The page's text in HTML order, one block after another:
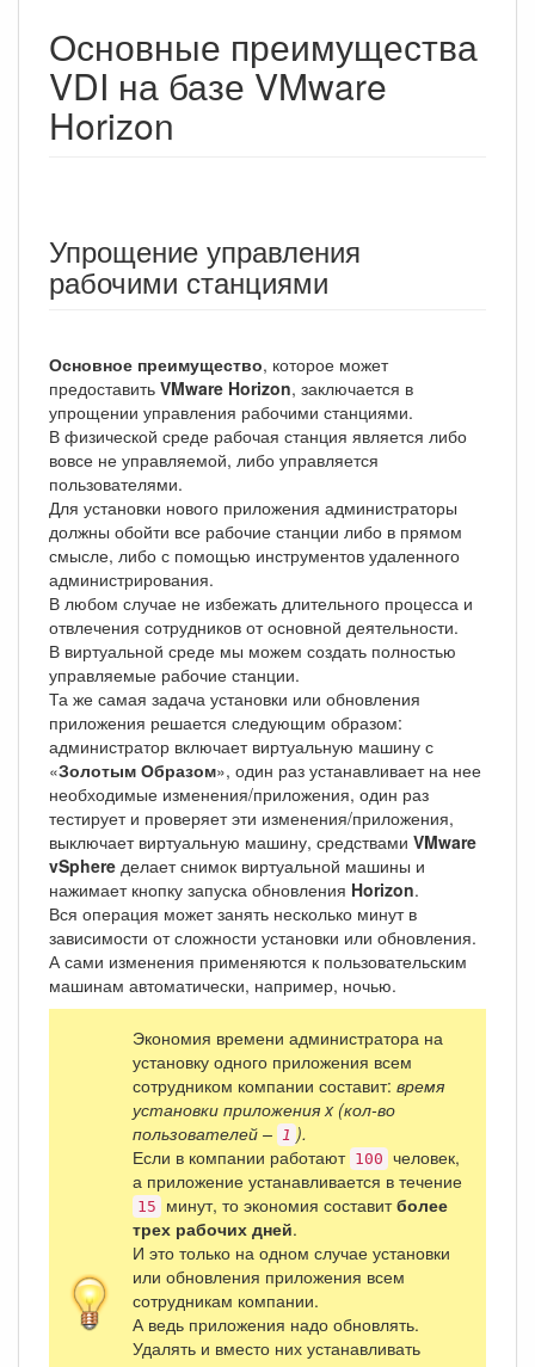
Основные преимущества
VDI на базе VMware
Horizon
Упрощение управления
рабочими станциями
Основное преимущество, которое может
предоставить VMware Horizon, заключается в
упрощении управления рабочими станциями.
В физической среде рабочая станция является либо
вовсе не управляемой, либо управляется
пользователями.
Для установки нового приложения администраторы
должны обойти все рабочие станции либо в прямом
смысле, либо с помощью инструментов удаленного
администрирования.
В любом случае не избежать длительного процесса и
отвлечения сотрудников от основной деятельности.
В виртуальной среде мы можем создать полностью
управляемые рабочие станции.
Та же самая задача установки или обновления
приложения решается следующим образом:
администратор включает виртуальную машину с
«Золотым Образом», один раз устанавливает на нее
необходимые изменения/приложения, один раз
тестирует и проверяет эти изменения/приложения,
выключает виртуальную машину, средствами VMware
vSphere делает снимок виртуальной машины и
нажимает кнопку запуска обновления Horizon.
Вся операция может занять несколько минут в
зависимости от сложности установки или обновления.
А сами изменения применяются к пользовательским
машинам автоматически, например, ночью.
Экономия времени администратора на
установку одного приложения всем
сотрудником компании составит: время
установки приложения x (кол-во
пользователей – 1 ).
Если в компании работают 100 человек,
а приложение устанавливается в течение
15 минут, то экономия составитболее
трех рабочих дней.
И это только на одном случае установки
или обновления приложения всем
сотрудникам компании.
А ведь приложения надо обновлять.
Удалять и вместо них устанавливать